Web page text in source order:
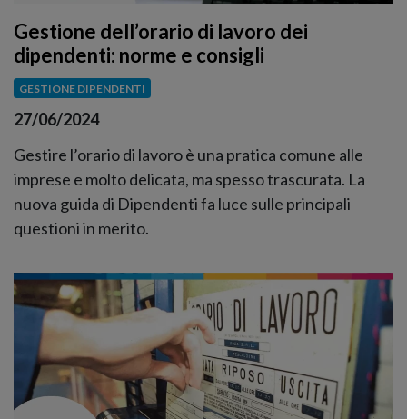
Gestione dell’orario di lavoro dei
dipendenti: norme e consigli
GESTIONE DIPENDENTI
27/06/2024
Gestire l’orario di lavoro è una pratica comune alle
imprese e molto delicata, ma spesso trascurata. La
nuova guida di Dipendenti fa luce sulle principali
questioni in merito.